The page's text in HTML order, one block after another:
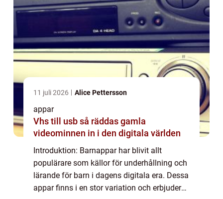
11 juli 2026 Alice Pettersson
appar
Vhs till usb så räddas gamla
videominnen in i den digitala världen
Introduktion: Barnappar har blivit allt
populärare som källor för underhållning och
lärande för barn i dagens digitala era. Dessa
appar finns i en stor variation och erbjuder